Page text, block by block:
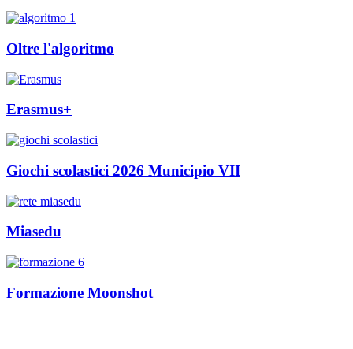
Oltre l'algoritmo
Erasmus+
Giochi scolastici 2026 Municipio VII
Miasedu
Formazione Moonshot